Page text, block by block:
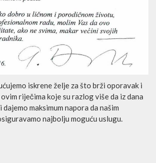
iskrene želje za što brži oporavak i
riječima koje su razlog više da iz dana
maksimum napora da našim
najbolju moguću uslugu.